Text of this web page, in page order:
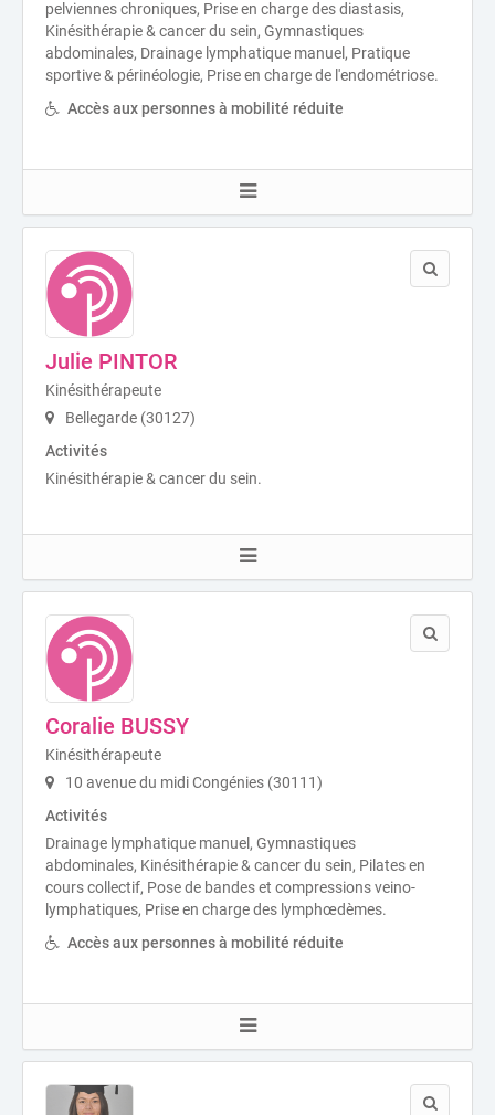
pelviennes chroniques, Prise en charge des diastasis,
Kinésithérapie & cancer du sein, Gymnastiques
abdominales, Drainage lymphatique manuel, Pratique
sportive & périnéologie, Prise en charge de l'endométriose.
Accès aux personnes à mobilité réduite
Julie PINTOR
Kinésithérapeute
Bellegarde (30127)
Activités
Kinésithérapie & cancer du sein.
Coralie BUSSY
Kinésithérapeute
10 avenue du midi Congénies (30111)
Activités
Drainage lymphatique manuel, Gymnastiques
abdominales, Kinésithérapie & cancer du sein, Pilates en
cours collectif, Pose de bandes et compressions veino-
lymphatiques, Prise en charge des lymphœdèmes.
Accès aux personnes à mobilité réduite